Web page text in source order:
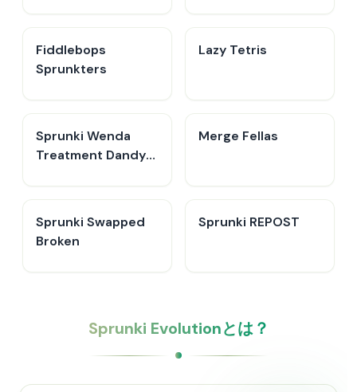
Fiddlebops
Sprunkters
Lazy Tetris
Sprunki Wenda
Treatment Dandys
Merge Fellas
Sprunki Swapped
Broken
Sprunki REPOST
Sprunki Evolutionとは？